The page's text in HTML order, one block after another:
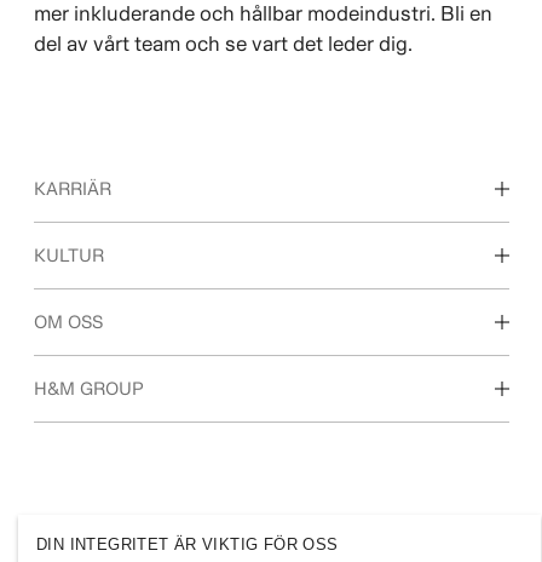
mer inkluderande och hållbar modeindustri. Bli en
del av vårt team och se vart det leder dig.
KARRIÄR
Våra arbetsområden
KULTUR
Vår kultur & förmåner
OM OSS
Vilka vi är
H&M GROUP
DIN INTEGRITET ÄR VIKTIG FÖR OSS